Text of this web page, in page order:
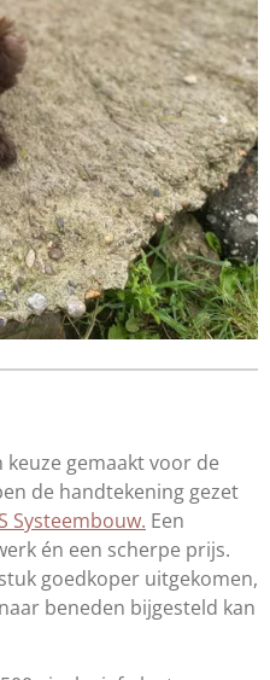
gemaakt voor de
de handtekening gezet
Systeembouw. Een
én een scherpe prijs.
goedkoper uitgekomen,
beneden bijgesteld kan